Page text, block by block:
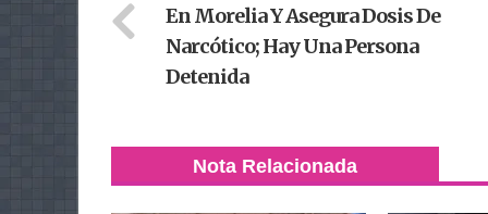
En Morelia Y Asegura Dosis De
Narcótico; Hay Una Persona
Detenida
Nota Relacionada